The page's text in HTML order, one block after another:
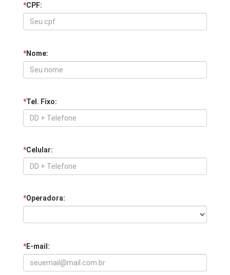
*CPF:
*Nome:
*Tel. Fixo:
*Celular:
*Operadora:
*E-mail: